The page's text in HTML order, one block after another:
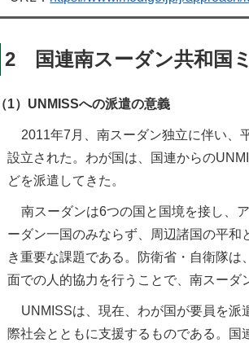
2 国連南スーダン共和国
（1）UNMISSへの派遣の意義
2011年7月、南スーダン独立に伴い、
設立された。わが国は、国連からの
どを派遣してきた。
南スーダンは6つの国と国境を接し、
ーダン一国のみならず、周辺諸国の平
き重要な課題である。防衛省・自衛隊
面での人的協力を行うことで、南スーダ
UNMISSは、現在、わが国が要員を
際社会とともに支援するものである。